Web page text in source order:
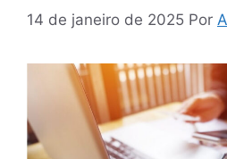
14 de janeiro de 2025 Por